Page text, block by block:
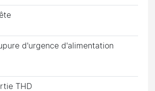
d'urgence d'alimentation
THD